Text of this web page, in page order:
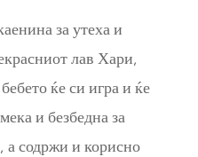
за утеха и
лав Хари,
ќе си игра и ќе
и безбедна за
а содржи и корисно